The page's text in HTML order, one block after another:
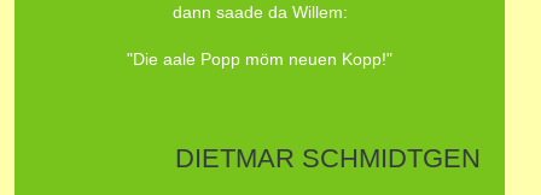
dann saade da Willem:
"Die aale Popp möm neuen Kopp!"
DIETMAR SCHMIDTGEN